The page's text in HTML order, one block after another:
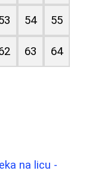
54 55
63 64
na licu -